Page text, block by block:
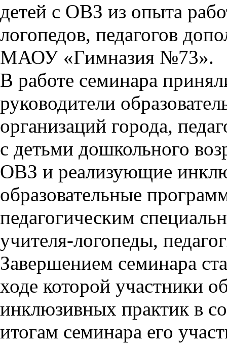
детей с ОВЗ из опыта
логопедов, педагогов
МАОУ «Гимназия №73».
В работе семинара
руководители
организаций города,
с детьми дошкольного
ОВЗ и реализующие
образовательные
педагогическим
учителя-логопеды,
Завершением семинара
ходе которой участники
инклюзивных практик в
итогам семинара его